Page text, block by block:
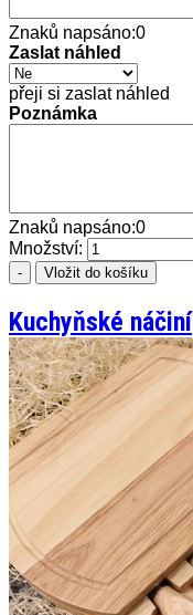
Znaků napsáno:0
Zaslat náhled
přeji si zaslat náhled
Poznámka
Znaků napsáno:0
Množství:
Kuchyňské náčiní